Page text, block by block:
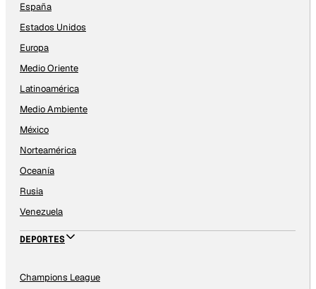
España
Estados Unidos
Europa
Medio Oriente
Latinoamérica
Medio Ambiente
México
Norteamérica
Oceanía
Rusia
Venezuela
DEPORTES
Champions League